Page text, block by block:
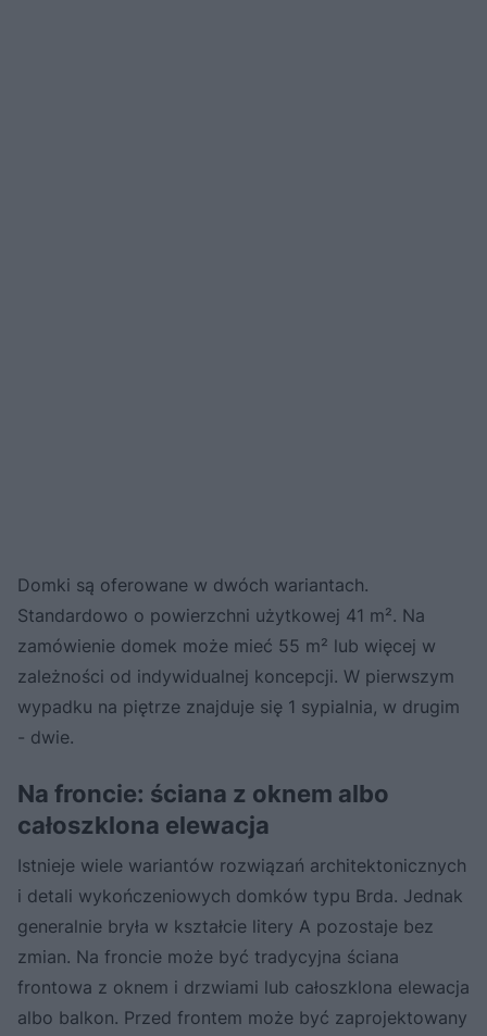
Domki są oferowane w dwóch wariantach.
Standardowo o powierzchni użytkowej 41 m². Na
zamówienie domek może mieć 55 m² lub więcej w
zależności od indywidualnej koncepcji. W pierwszym
wypadku na piętrze znajduje się 1 sypialnia, w drugim
- dwie.
Na froncie: ściana z oknem albo
całoszklona elewacja
Istnieje wiele wariantów rozwiązań architektonicznych
i detali wykończeniowych domków typu Brda. Jednak
generalnie bryła w kształcie litery A pozostaje bez
zmian. Na froncie może być tradycyjna ściana
frontowa z oknem i drzwiami lub całoszklona elewacja
albo balkon. Przed frontem może być zaprojektowany